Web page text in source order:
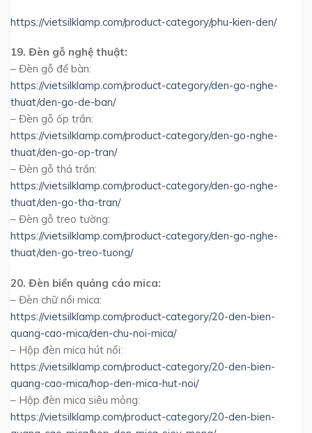
https://vietsilklamp.com/product-category/phu-kien-den/
19. Đèn gỗ nghệ thuật:
– Đèn gỗ để bàn:
https://vietsilklamp.com/product-category/den-go-nghe-
thuat/den-go-de-ban/
– Đèn gỗ ốp trần:
https://vietsilklamp.com/product-category/den-go-nghe-
thuat/den-go-op-tran/
– Đèn gỗ thả trần:
https://vietsilklamp.com/product-category/den-go-nghe-
thuat/den-go-tha-tran/
– Đèn gỗ treo tường:
https://vietsilklamp.com/product-category/den-go-nghe-
thuat/den-go-treo-tuong/
20. Đèn biển quảng cáo mica:
– Đèn chữ nổi mica:
https://vietsilklamp.com/product-category/20-den-bien-
quang-cao-mica/den-chu-noi-mica/
– Hộp đèn mica hút nổi:
https://vietsilklamp.com/product-category/20-den-bien-
quang-cao-mica/hop-den-mica-hut-noi/
– Hộp đèn mica siêu mỏng:
https://vietsilklamp.com/product-category/20-den-bien-